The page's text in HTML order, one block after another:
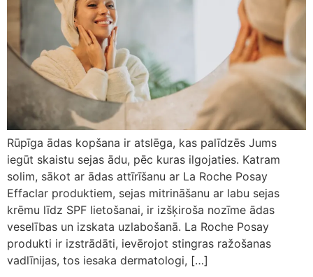
Rūpīga ādas kopšana ir atslēga, kas palīdzēs Jums
iegūt skaistu sejas ādu, pēc kuras ilgojaties. Katram
solim, sākot ar ādas attīrīšanu ar La Roche Posay
Effaclar produktiem, sejas mitrināšanu ar labu sejas
krēmu līdz SPF lietošanai, ir izšķiroša nozīme ādas
veselības un izskata uzlabošanā. La Roche Posay
produkti ir izstrādāti, ievērojot stingras ražošanas
vadlīnijas, tos iesaka dermatologi, […]